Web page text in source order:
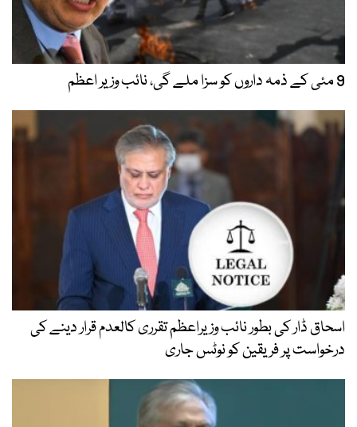
کی بطور نائب وزیراعظم تقرری کالعدم قرار دینے کی
پر فریقین کو نوٹس جاری